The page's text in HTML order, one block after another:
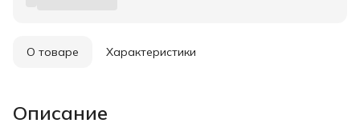
О товаре Характеристики
Описание